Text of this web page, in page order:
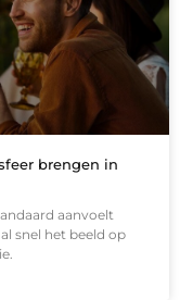
brengen in
aanvoelt
snel het beeld op